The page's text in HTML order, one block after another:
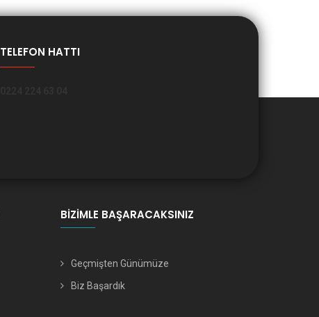
TELEFON HATTI
BIZIMLE BAŞARACAKSINIZ
Geçmişten Günümüze
Biz Başardık